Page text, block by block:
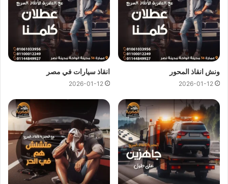
ارخص ونش انقاذ ، اسرع ونش انقاذ ، افضل ونش انقاذ ، اقرب ونش انقاذ ،
انقاذ السيارات ، انقاذ سيارات ، اوناش انقاذ السيارات ، تليفون ونش انقاذ ،
رقم ونش ، رقم ونش أنقاذ ، رقم ونش انقاذ ، ريكفري ، سحب سيارات ، سطحة
، سطحة سيارات ، نجدة طريق ، نقل سيارات ، ونش ، ونش امان ، ونش انقاذ
عربيات ، ونش نجدة ، ونش المصرية
انقاذ السيارات في المنيب
ونش انقاذ المنيب
متاح دائما علي مدار 24 ساعة ومستعدون لاي
ظروف طارئة تستدعي الاستعانة بـ
ونش انقاذ سياراتكما نوفر
لجميع عملائنا خدمةانقاذ السيارات فائقة السرعة لكي يصلكونش
ونش انقاذ المحور
2026-01-12
انقاذ سيارات في مصر
2026-01-12